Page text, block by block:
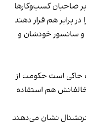
صاحبان کسب‌وکارها
برابر هم قرار دهند
و سانسور خودشان و
حاکی است حکومت از
هم استفاده
نشان می‌دهند